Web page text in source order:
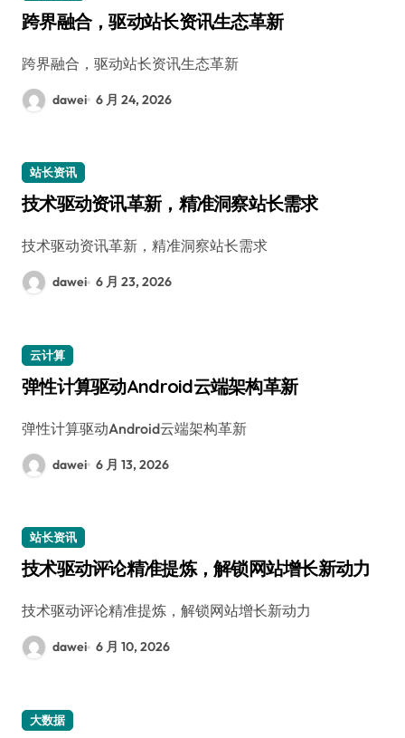
跨界融合，驱动站长资讯生态革新
跨界融合，驱动站长资讯生态革新
dawei 6 月 24, 2026
站长资讯
技术驱动资讯革新，精准洞察站长需求
技术驱动资讯革新，精准洞察站长需求
dawei 6 月 23, 2026
云计算
弹性计算驱动Android云端架构革新
弹性计算驱动Android云端架构革新
dawei 6 月 13, 2026
站长资讯
技术驱动评论精准提炼，解锁网站增长新动力
技术驱动评论精准提炼，解锁网站增长新动力
dawei 6 月 10, 2026
大数据